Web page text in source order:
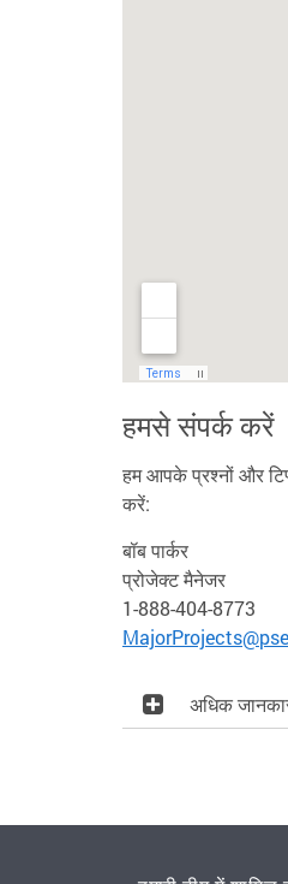
हमसे संपर्क करें
हम आपके प्रश्नों और
करें:
बॉब पार्कर
प्रोजेक्ट मैनेजर
1-888-404-8773
अधिक